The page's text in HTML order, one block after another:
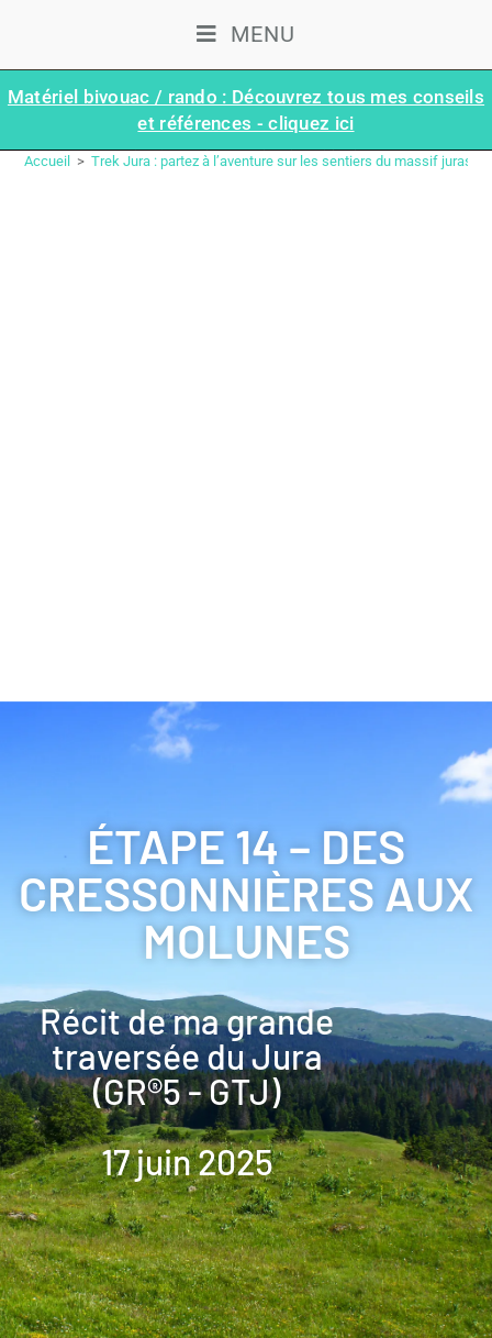
MENU
Matériel bivouac / rando : Découvrez tous mes conseils
et références - cliquez ici
Accueil > Trek Jura : partez à l’aventure sur les sentiers du massif
ÉTAPE 14 – DES
CRESSONNIÈRES AUX
MOLUNES
Récit de ma grande
traversée du Jura
(GR®5 - GTJ)
17 juin 2025